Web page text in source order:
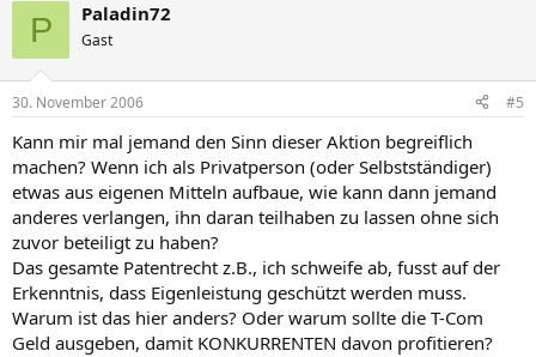
P Paladin72
Gast
30. November 2006 #5
Kann mir mal jemand den Sinn dieser Aktion begreiflich
machen? Wenn ich als Privatperson (oder Selbstständiger)
etwas aus eigenen Mitteln aufbaue, wie kann dann jemand
anderes verlangen, ihn daran teilhaben zu lassen ohne sich
zuvor beteiligt zu haben?
Das gesamte Patentrecht z.B., ich schweife ab, fusst auf der
Erkenntnis, dass Eigenleistung geschützt werden muss.
Warum ist das hier anders? Oder warum sollte die T-Com
Geld ausgeben, damit KONKURRENTEN davon profitieren?